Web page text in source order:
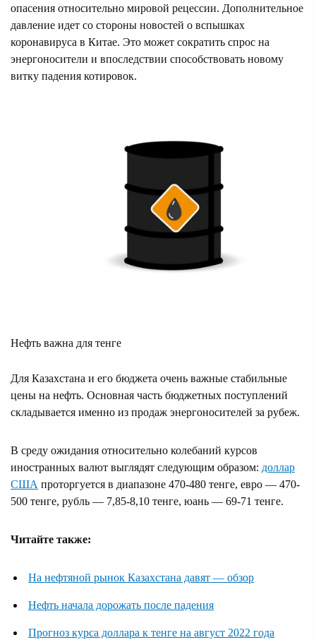
опасения относительно мировой рецессии. Дополнительное
давление идет со стороны новостей о вспышках
коронавируса в Китае. Это может сократить спрос на
энергоносители и впоследствии способствовать новому
витку падения котировок.
Нефть важна для тенге
Для Казахстана и его бюджета очень важные стабильные
цены на нефть. Основная часть бюджетных поступлений
складывается именно из продаж энергоносителей за рубеж.
В среду ожидания относительно колебаний курсов
иностранных валют выглядят следующим образом: доллар
США проторгуется в диапазоне 470-480 тенге, евро — 470-
500 тенге, рубль — 7,85-8,10 тенге, юань — 69-71 тенге.
Читайте также:
На нефтяной рынок Казахстана давят — обзор
Нефть начала дорожать после падения
Прогноз курса доллара к тенге на август 2022 года